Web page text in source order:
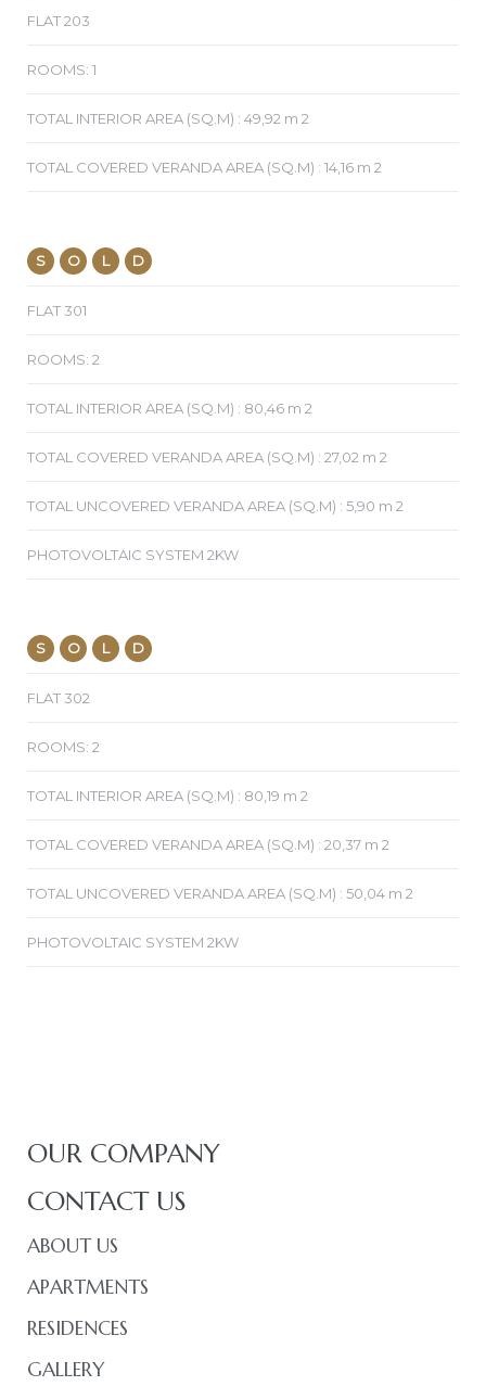
FLAT 203
ROOMS: 1
TOTAL INTERIOR AREA (SQ.M) : 49,92 m 2
TOTAL COVERED VERANDA AREA (SQ.M) : 14,16 m 2
S O L D
FLAT 301
ROOMS: 2
TOTAL INTERIOR AREA (SQ.M) : 80,46 m 2
TOTAL COVERED VERANDA AREA (SQ.M) : 27,02 m 2
TOTAL UNCOVERED VERANDA AREA (SQ.M) : 5,90 m 2
PHOTOVOLTAIC SYSTEM 2KW
S O L D
FLAT 302
ROOMS: 2
TOTAL INTERIOR AREA (SQ.M) : 80,19 m 2
TOTAL COVERED VERANDA AREA (SQ.M) : 20,37 m 2
TOTAL UNCOVERED VERANDA AREA (SQ.M) : 50,04 m 2
PHOTOVOLTAIC SYSTEM 2KW
OUR COMPANY
CONTACT US
ABOUT US
APARTMENTS
RESIDENCES
GALLERY